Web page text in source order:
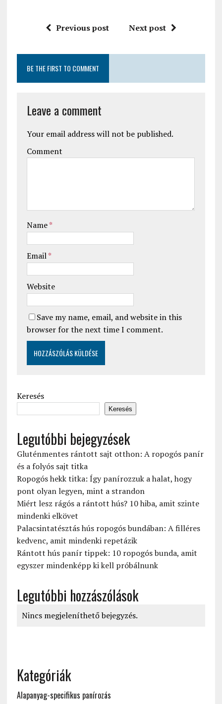
Previous post Next post
BE THE FIRST TO COMMENT
Leave a comment
Your email address will not be published.
Comment
Name*
Email*
Website
Save my name, email, and website in this
browser for the next time I comment.
Keresés
Keresés
Legutóbbi bejegyzések
Gluténmentes rántott sajt otthon: A ropogós panír
és a folyós sajt titka
Ropogós hekk titka: Így panírozzuk a halat, hogy
pont olyan legyen, mint a strandon
Miért lesz rágós a rántott hús? 10 hiba, amit szinte
mindenki elkövet
Palacsintatésztás hús ropogós bundában: A filléres
kedvenc, amit mindenki repetázik
Rántott hús panír tippek: 10 ropogós bunda, amit
egyszer mindenképp ki kell próbálnunk
Legutóbbi hozzászólások
Nincs megjeleníthető bejegyzés.
Kategóriák
Alapanyag-specifikus panírozás